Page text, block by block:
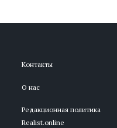
Контакты
О нас
Редакционная политика
Realist.online